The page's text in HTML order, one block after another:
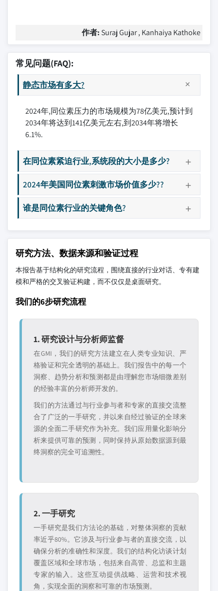
作者: Suraj Gujar , Kanhaiya Kathoke
常见问题(FAQ):
静态市场有多大?
2024年,同位素压力的市场规模为78亿美元,预计到
2034年将达到141亿美元左右,到2034年将增长
6.1%.
在同位素紧迫行业,系统段的大小是多少?
2024年美国同位素刺激市场价值多少??
谁是同位素行业的关键角色?
研究方法、数据来源和验证过程
本报告基于结构化的研究流程，围绕直接的行业对话、专有建
模和严格的交叉验证构建，而不仅仅是桌面研究。
我们的6步研究流程
1. 研究设计与分析师监督
在GMI，我们的研究方法建立在人类专业知识、严
格验证和完全透明的基础上。我们报告中的每一个
洞察、趋势分析和预测都是由理解您市场细微差别
的经验丰富的分析师开发的。
我们的方法通过与行业参与者和专家的直接交流整
合了广泛的一手研究，并以来自经过验证的全球来
源的全面二手研究作为补充。我们应用量化影响分
析来提供可靠的预测，同时保持从原始数据源到最
终洞察的完全可追溯性。
2. 一手研究
一手研究是我们方法论的基础，对整体洞察的贡献
率近乎80%。它涉及与行业参与者的直接交流，以
确保分析的准确性和深度。我们的结构化访谈计划
覆盖区域和全球市场，包括来自高管、总监和主题
专家的输入。这些互动提供战略、运营和技术视
角，实现全面的洞察和可靠的市场预测。